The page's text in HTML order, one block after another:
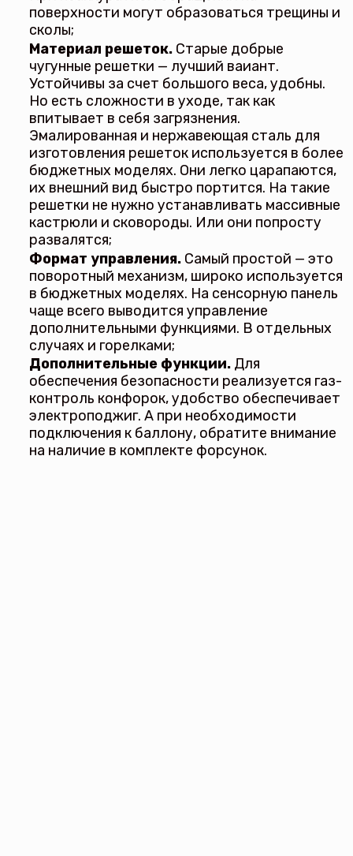
поверхности могут образоваться трещины и
сколы;
Материал решеток.Старые добрые
чугунные решетки — лучший ваиант.
Устойчивы за счет большого веса, удобны.
Но есть сложности в уходе, так как
впитывает в себя загрязнения.
Эмалированная и нержавеющая сталь для
изготовления решеток используется в более
бюджетных моделях. Они легко царапаются,
их внешний вид быстро портится. На такие
решетки не нужно устанавливать массивные
кастрюли и сковороды. Или они попросту
развалятся;
Формат управления.Самый простой — это
поворотный механизм, широко используется
в бюджетных моделях. На сенсорную панель
чаще всего выводится управление
дополнительными функциями. В отдельных
случаях и горелками;
Дополнительные функции.Для
обеспечения безопасности реализуется газ-
контроль конфорок, удобство обеспечивает
электроподжиг. А при необходимости
подключения к баллону, обратите внимание
на наличие в комплекте форсунок.